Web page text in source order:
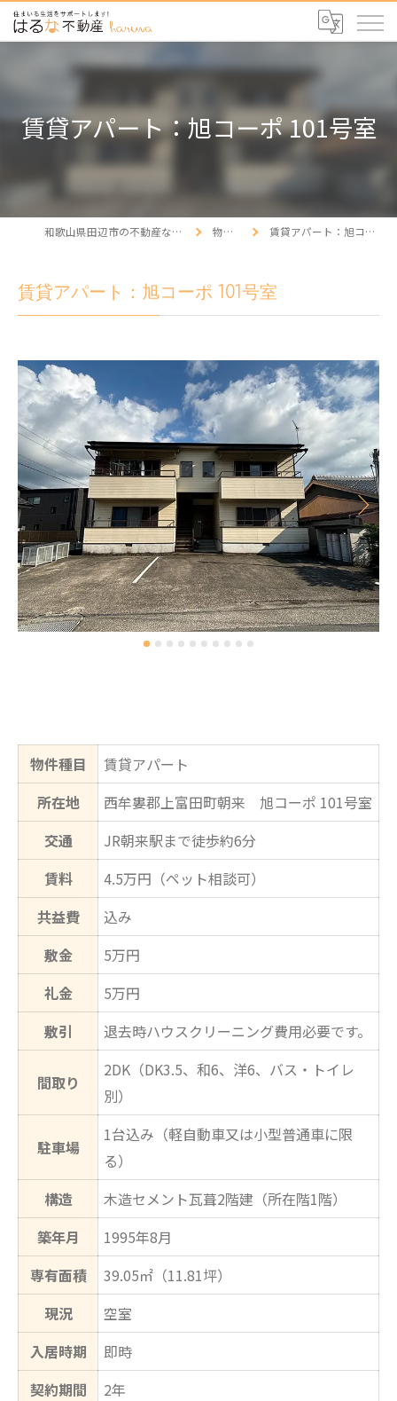
賃貸アパート：旭コーポ 101号室
和歌山県田辺市の不動産ならはるな不動産 物件情報 賃貸アパート：旭コーポ 101号室
賃貸アパート：旭コーポ 101号室
物件種目
賃貸アパート
所在地
西牟婁郡上富田町朝来 旭コーポ 101号室
交通
JR朝来駅まで徒歩約6分
賃料
4.5万円（ペット相談可）
共益費
込み
敷金
5万円
礼金
5万円
敷引
退去時ハウスクリーニング費用必要です。
間取り
2DK（DK3.5、和6、洋6、バス・トイレ
別）
駐車場
1台込み（軽自動車又は小型普通車に限
る）
構造
木造セメント瓦葺2階建（所在階1階）
築年月
1995年8月
専有面積
39.05㎡（11.81坪）
現況
空室
入居時期
即時
契約期間
2年